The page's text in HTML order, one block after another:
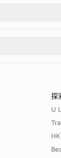
探
U
HK